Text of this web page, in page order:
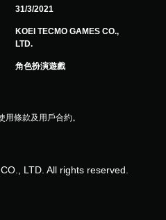
，
則
31/3/2021
KOEI TECMO GAMES CO.,
LTD.
角色扮演遊戲
條款及用戶合約。
LTD. All rights reserved.